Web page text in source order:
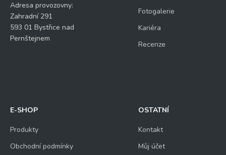
Adresa provozovny:
Zahradní 291
593 01 Bystřice nad
Pernštejnem
Fotogalerie
Kariéra
Recenze
E-SHOP
Produkty
Obchodní podmínky
OSTATNÍ
Kontakt
Můj účet